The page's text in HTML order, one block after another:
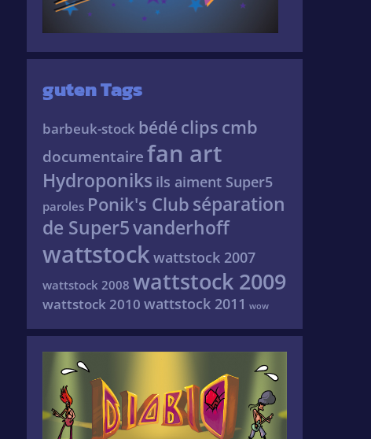
guten Tags
barbeuk-stock bédé clips cmb
documentairefan art
Hydroponiks ils aiment Super5
paroles Ponik's Club séparation
de Super5vanderhoff
wattstock wattstock 2007
wattstock 2008 wattstock 2009
wattstock 2010 wattstock 2011 wow